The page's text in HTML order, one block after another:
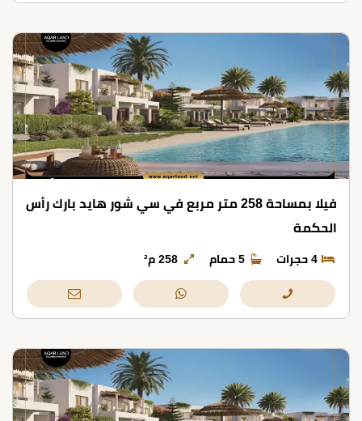
فيلا بمساحة 258 متر مربع في سي شور هايد بارك رأس
الحكمة
4 حجرات 5 حمام 258 م²